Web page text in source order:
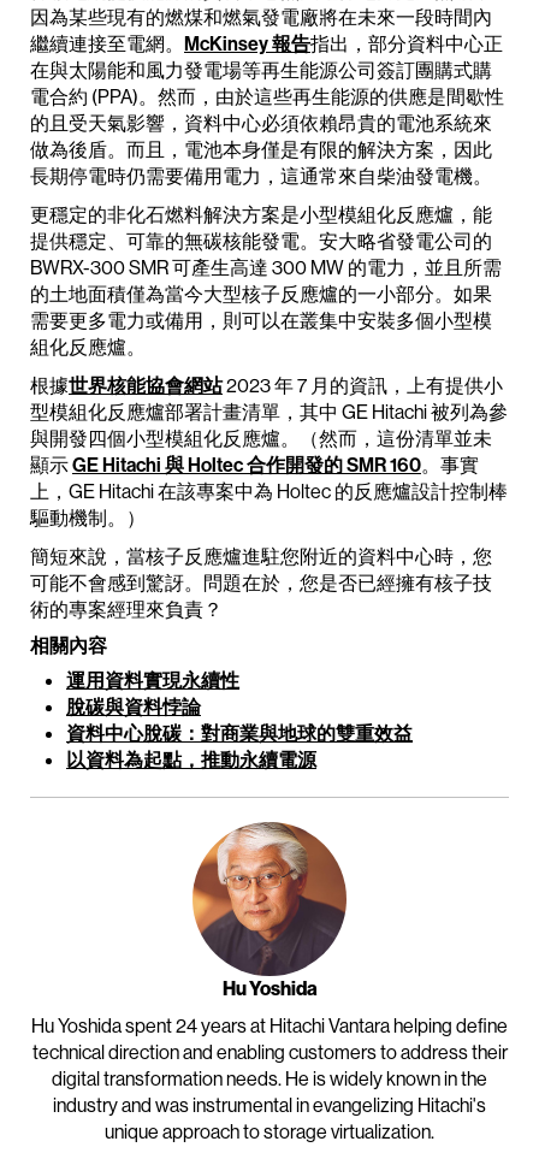
因為某些現有的燃煤和燃氣發電廠將在未來一段時間內
繼續連接至電網。 McKinsey 報告指出，部分資料中心正
在與太陽能和風力發電場等再生能源公司簽訂團購式購
電合約 (PPA)。然而，由於這些再生能源的供應是間歇性
的且受天氣影響，資料中心必須依賴昂貴的電池系統來
做為後盾。而且，電池本身僅是有限的解決方案，因此
長期停電時仍需要備用電力，這通常來自柴油發電機。
更穩定的非化石燃料解決方案是小型模組化反應爐，能
提供穩定、可靠的無碳核能發電。安大略省發電公司的
BWRX-300 SMR 可產生高達 300 MW 的電力，並且所需
的土地面積僅為當今大型核子反應爐的一小部分。如果
需要更多電力或備用，則可以在叢集中安裝多個小型模
組化反應爐。
根據世界核能協會網站2023 年 7 月的資訊，上有提供小
型模組化反應爐部署計畫清單，其中 GE Hitachi 被列為參
與開發四個小型模組化反應爐。（然而，這份清單並未
顯示GE Hitachi 與 Holtec 合作開發的 SMR 160。事實
上，GE Hitachi 在該專案中為 Holtec 的反應爐設計控制棒
驅動機制。）
簡短來說，當核子反應爐進駐您附近的資料中心時，您
可能不會感到驚訝。問題在於，您是否已經擁有核子技
術的專案經理來負責？
相關內容
運用資料實現永續性
脫碳與資料悖論
資料中心脫碳：對商業與地球的雙重效益
以資料為起點，推動永續電源
Hu Yoshida
Hu Yoshida spent 24 years at Hitachi Vantara helping define
technical direction and enabling customers to address their
digital transformation needs. He is widely known in the
industry and was instrumental in evangelizing Hitachi's
unique approach to storage virtualization.